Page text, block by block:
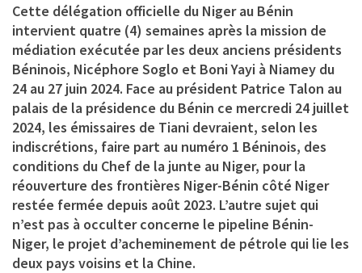
Cette délégation officielle du Niger au Bénin
intervient quatre (4) semaines après la mission de
médiation exécutée par les deux anciens présidents
Béninois, Nicéphore Soglo et Boni Yayi à Niamey du
24 au 27 juin 2024. Face au président Patrice Talon au
palais de la présidence du Bénin ce mercredi 24 juillet
2024, les émissaires de Tiani devraient, selon les
indiscrétions, faire part au numéro 1 Béninois, des
conditions du Chef de la junte au Niger, pour la
réouverture des frontières Niger-Bénin côté Niger
restée fermée depuis août 2023. L’autre sujet qui
n’est pas à occulter concerne le pipeline Bénin-
Niger, le projet d’acheminement de pétrole qui lie les
deux pays voisins et la Chine.